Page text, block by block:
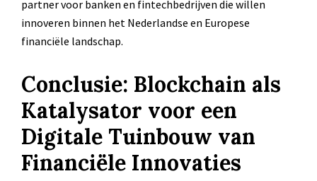
partner voor banken en fintechbedrijven die willen
innoveren binnen het Nederlandse en Europese
financiële landschap.
Conclusie: Blockchain als
Katalysator voor een
Digitale Tuinbouw van
Financiële Innovaties